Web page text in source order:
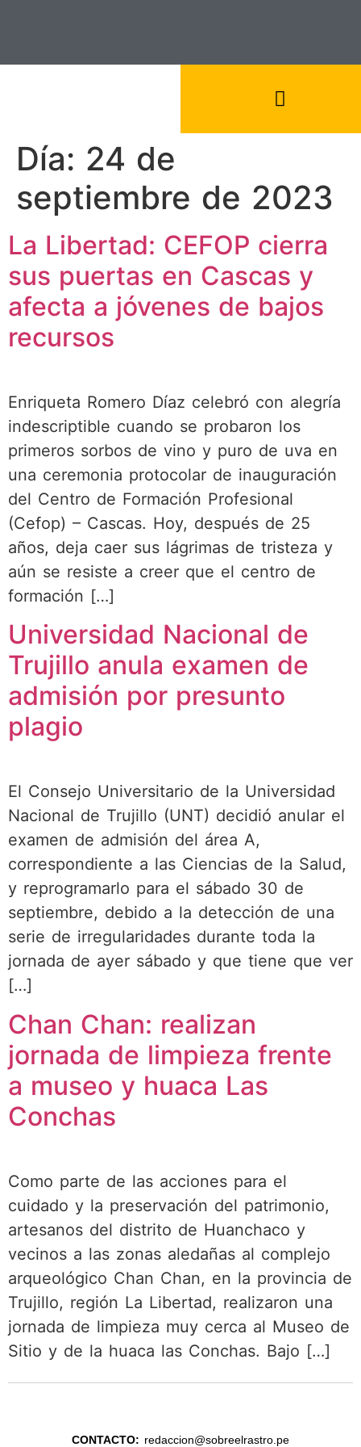
Día: 24 de
septiembre de 2023
La Libertad: CEFOP cierra
sus puertas en Cascas y
afecta a jóvenes de bajos
recursos
Enriqueta Romero Díaz celebró con alegría
indescriptible cuando se probaron los
primeros sorbos de vino y puro de uva en
una ceremonia protocolar de inauguración
del Centro de Formación Profesional
(Cefop) – Cascas. Hoy, después de 25
años, deja caer sus lágrimas de tristeza y
aún se resiste a creer que el centro de
formación […]
Universidad Nacional de
Trujillo anula examen de
admisión por presunto
plagio
El Consejo Universitario de la Universidad
Nacional de Trujillo (UNT) decidió anular el
examen de admisión del área A,
correspondiente a las Ciencias de la Salud,
y reprogramarlo para el sábado 30 de
septiembre, debido a la detección de una
serie de irregularidades durante toda la
jornada de ayer sábado y que tiene que ver
[…]
Chan Chan: realizan
jornada de limpieza frente
a museo y huaca Las
Conchas
Como parte de las acciones para el
cuidado y la preservación del patrimonio,
artesanos del distrito de Huanchaco y
vecinos a las zonas aledañas al complejo
arqueológico Chan Chan, en la provincia de
Trujillo, región La Libertad, realizaron una
jornada de limpieza muy cerca al Museo de
Sitio y de la huaca las Conchas. Bajo […]
CONTACTO: redaccion@sobreelrastro.pe